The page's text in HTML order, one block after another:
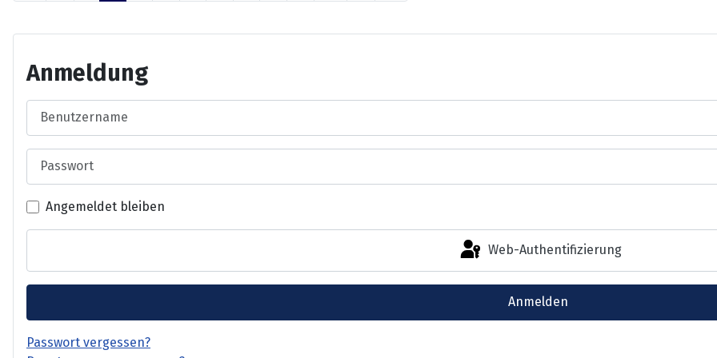
Anmeldung
Angemeldet bleiben
Web-Authentifizierung
Anmelden
Passwort vergessen?